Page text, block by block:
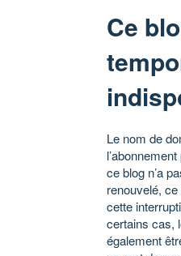
Ce
Le nom de
ce blog n’a
renouvelé,
cette
certains cas,
également